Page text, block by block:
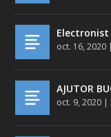
Electronist
oct. 16, 2020 |
AJUTOR
oct. 9, 2020 |